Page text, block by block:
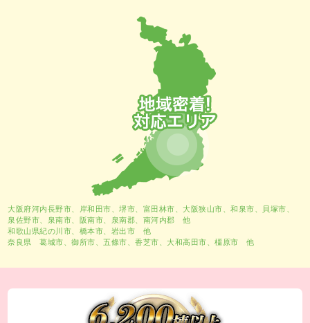
大阪府河内長野市、 岸和田市 、堺市 、富田林市、大阪狭山市、和泉市、貝塚市、
泉佐野市、泉南市、阪南市、泉南郡、南河内郡 他
和歌山県紀の川市、橋本市、岩出市 他
奈良県 葛城市、御所市、五條市、香芝市、大和高田市、橿原市 他